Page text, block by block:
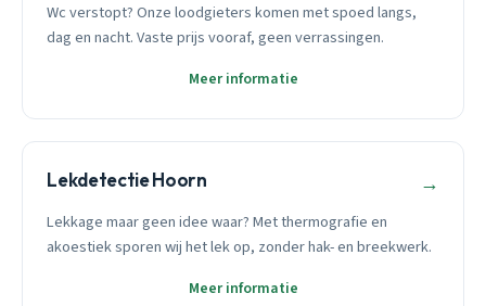
Wc verstopt? Onze loodgieters komen met spoed langs,
dag en nacht. Vaste prijs vooraf, geen verrassingen.
Meer informatie
Lekdetectie Hoorn →
Lekkage maar geen idee waar? Met thermografie en
akoestiek sporen wij het lek op, zonder hak- en breekwerk.
Meer informatie